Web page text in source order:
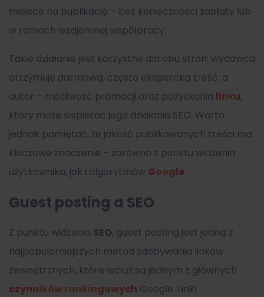
miejsce na publikację – bez konieczności zapłaty lub
w ramach wzajemnej współpracy.
Takie działanie jest korzystne dla obu stron: wydawca
otrzymuje darmową, często ekspercką treść, a
autor – możliwość promocji oraz pozyskania linku,
który może wspierać jego działania SEO. Warto
jednak pamiętać, że jakość publikowanych treści ma
kluczowe znaczenie – zarówno z punktu widzenia
użytkownika, jak i algorytmów Google.
Guest posting a SEO
Z punktu widzenia SEO, guest posting jest jedną z
najpopularniejszych metod zdobywania linków
zewnętrznych, które wciąż są jednym z głównych
czynników rankingowych Google. Linki